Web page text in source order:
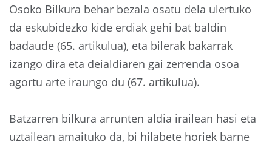
Osoko Bilkura behar bezala osatu dela ulertuko
da eskubidezko kide erdiak gehi bat baldin
badaude (65. artikulua), eta bilerak bakarrak
izango dira eta deialdiaren gai zerrenda osoa
agortu arte iraungo du (67. artikulua).
Batzarren bilkura arrunten aldia irailean hasi eta
uztailean amaituko da, bi hilabete horiek barne